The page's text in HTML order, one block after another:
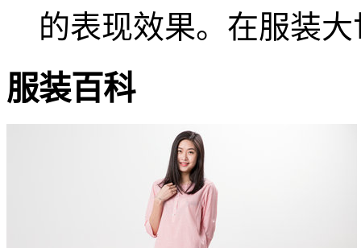
的表现效果。在服装大
服装百科